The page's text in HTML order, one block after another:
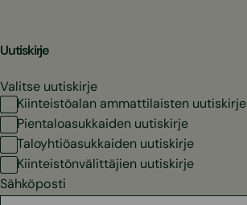
Uutiskirje
Valitse uutiskirje
Kiinteistöalan ammattilaisten uutiskirje
Pientaloasukkaiden uutiskirje
Taloyhtiöasukkaiden uutiskirje
Kiinteistönvälittäjien uutiskirje
Sähköposti